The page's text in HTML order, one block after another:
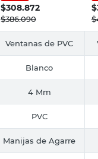
$308.872
$386.090
$
$
Ventanas de PVC
Blanco
4 Mm
PVC
Manijas de Agarre